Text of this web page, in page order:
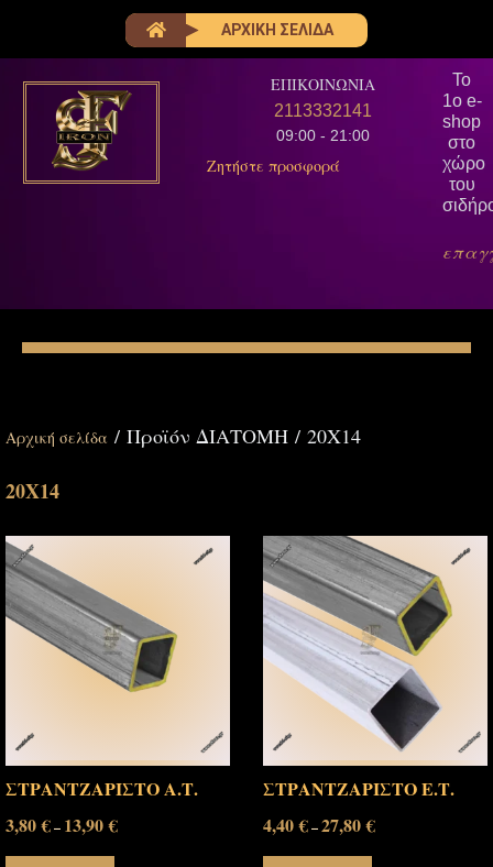
ΑΡΧΙΚΗ ΣΕΛΙΔΑ
ΕΠΙΚΟΙΝΩΝΙΑ
2113332141
09:00 - 21:00
Ζητήστε προσφορά
Το
1ο e-
shop
στο
χώρο
του
Αρχική σελίδα / Προϊόν ΔΙΑΤΟΜΗ / 20Χ14
20Χ14
ΣΤΡΑΝΤΖΑΡΙΣΤΟ Α.Τ.
3,80€– 13,90€
ΣΤΡΑΝΤΖΑΡΙΣΤΟ Ε.Τ.
4,40€–27,80€